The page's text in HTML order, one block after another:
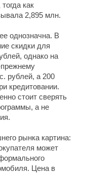
как
2,895 млн.
однозначна. В
скидки для
однако на
рублей, а 200
кредитовании.
стоит сверять
а не
рынка картина:
может
Цена в